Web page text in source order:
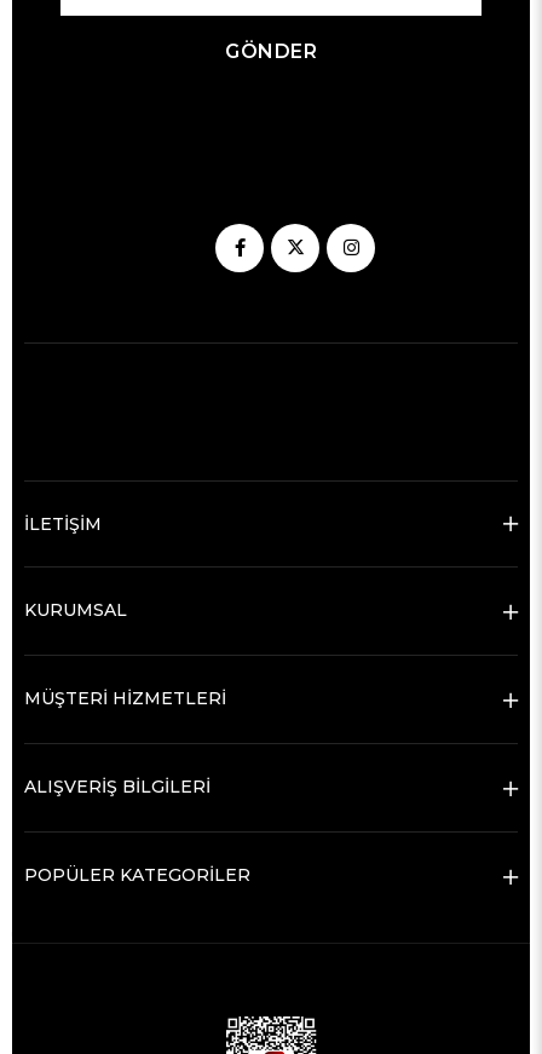
GÖNDER
İLETİŞİM
KURUMSAL
MÜŞTERİ HİZMETLERİ
ALIŞVERİŞ BİLGİLERİ
POPÜLER KATEGORİLER